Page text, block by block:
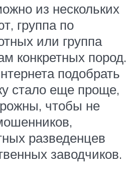
из нескольких
группа по
или группа
конкретных пород.
подобрать
стало еще проще,
чтобы не
разведенцев
заводчиков.